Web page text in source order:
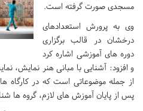
مسجدی صورت گرفته است.
وی به پرورش استعدادهای
درخشان در قالب برگزاری
دوره­ های آموزشی اشاره کرد
و افزود: آشنایی با مبانی هنر نمایش،
از جمله موضوعاتی است که در کارگاه­
پس از پایان آموزش ­های لازم، گروه­ ها